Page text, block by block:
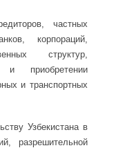
частных
корпораций,
структур,
приобретении
и транспортных
Узбекистана в
разрешительной